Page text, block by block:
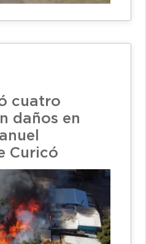
cuatro
daños en
Curicó